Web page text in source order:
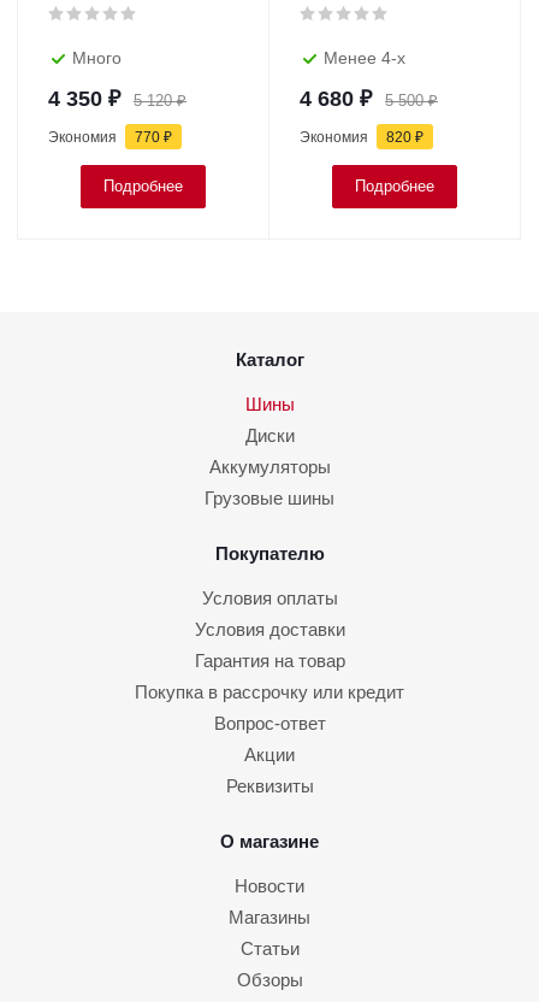
Много
4 350 ₽ 5 120₽
Экономия 770 ₽
Подробнее
Менее 4-х
4 680 ₽ 5 500₽
Экономия 820 ₽
Подробнее
Каталог
Шины
Диски
Аккумуляторы
Грузовые шины
Покупателю
Условия оплаты
Условия доставки
Гарантия на товар
Покупка в рассрочку или кредит
Вопрос-ответ
Акции
Реквизиты
О магазине
Новости
Магазины
Статьи
Обзоры